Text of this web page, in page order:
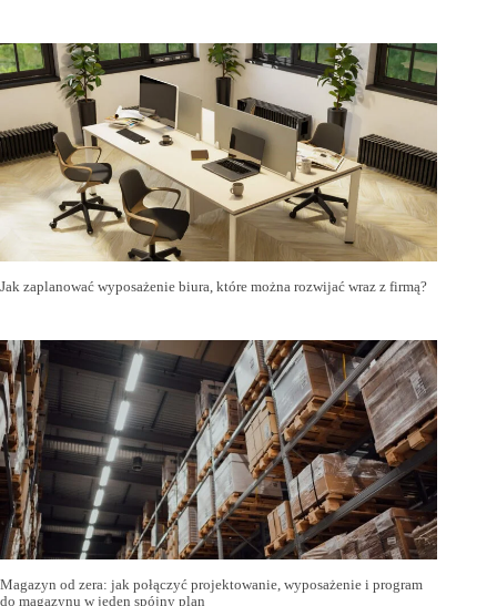
Jak zaplanować wyposażenie biura, które można rozwijać wraz z firmą?
Magazyn od zera: jak połączyć projektowanie, wyposażenie i program
do magazynu w jeden spójny plan